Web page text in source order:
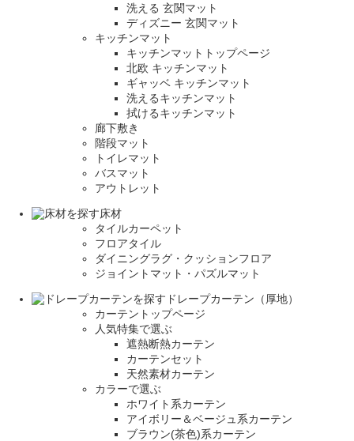
洗える 玄関マット
ディズニー 玄関マット
キッチンマット
キッチンマットトップページ
北欧 キッチンマット
ギャッベ キッチンマット
洗えるキッチンマット
拭けるキッチンマット
廊下敷き
階段マット
トイレマット
バスマット
アウトレット
床材
タイルカーペット
フロアタイル
ダイニングラグ・クッションフロア
ジョイントマット・パズルマット
ドレープカーテン（厚地）
カーテントップページ
人気特集で選ぶ
遮熱断熱カーテン
カーテンセット
天然素材カーテン
カラーで選ぶ
ホワイト系カーテン
アイボリー＆ベージュ系カーテン
ブラウン(茶色)系カーテン